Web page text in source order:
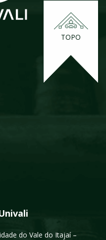
TOPO
do Vale do Itajaí –